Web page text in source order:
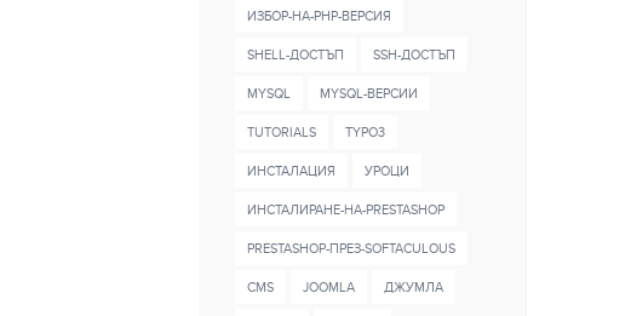
ИЗБОР-НА-PHP-ВЕРСИЯ
SHELL-ДОСТЪП SSH-ДОСТЪП
MYSQL MYSQL-ВЕРСИИ
TUTORIALS TYPO3
ИНСТАЛАЦИЯ УРОЦИ
ИНСТАЛИРАНЕ-НА-PRESTASHOP
PRESTASHOP-ПРЕЗ-SOFTACULOUS
CMS JOOMLA ДЖУМЛА